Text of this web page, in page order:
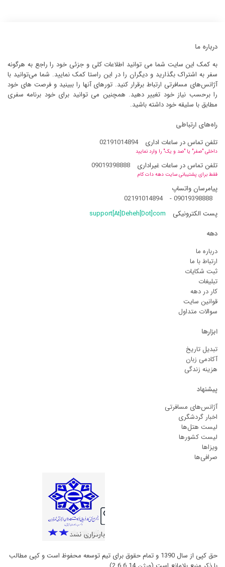
درباره ما
به کمک این سایت شما می توانید اطلاعات کلی و جزئی خود را راجع به هرگونه
سفر به اشتراک بگذارید و دیگران را در این راستا کمک نمایید. شما می‌توانید با
آژانس‌های مسافرتی ارتباط برقرار کنید. تورهای آنها را ببینید و فرصت های خود
را برحسب نیاز خود تغییر دهید. همچنین می توانید برای خود برنامه سفری
مطابق با سلیقه خود داشته باشید.
راه‌های ارتباطی
تلفن تماس در ساعات اداری
02191014894
داخلی "صفر" یا "صد و یک" را وارد نمایید
تلفن تماس در ساعات غیراداری 09019398888
فقط برای پشتیبانی سایت دهه دات کام
پیامرسان واتساپ
09019398888
-
02191014894
پست الکترونیکی
support[At]Deheh[Dot]com
دهه
درباره ما
ارتباط با ما
ثبت شکایات
تبلیغات
کار در دهه
قوانین سایت
سوالات متداول
ابزارها
تبدیل تاریخ
آکادمی زبان
هزینه زندگی
پیشنهاد
آژانس‌های مسافرتی
اخبار گردشگری
لیست هتل‌ها
لیست کشورها
ویزاها
صرافی‌ها
حق کپی از سال 1390 و تمام حقوق برای تیم توسعه محفوظ است و کپی مطالب